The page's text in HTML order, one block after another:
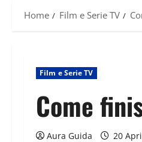
Home Film e Serie TV
Film e Serie TV
Come
Aura Guida 20